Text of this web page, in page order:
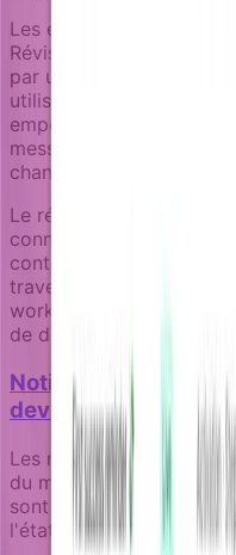
Les états de workflow
Révision, Live—assurent
par une validation
utilisateurs. Cette
empêche les séquences
messages inappropriés
change.
Le résultat est une
connectée au progrès
contextes utilisateur
travers les équipes
workflow complexes ou
de données lourds.
Notifications
devrait
Les notifications ne
du marketing. Dans les
sont des surfaces
l'état réel du produit et